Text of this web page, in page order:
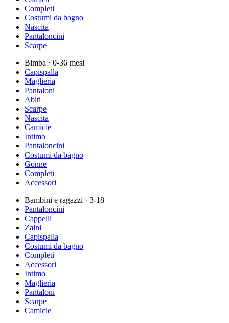
Completi
Costumi da bagno
Nascita
Pantaloncini
Scarpe
Bimba · 0-36 mesi
Capispalla
Maglieria
Pantaloni
Abiti
Scarpe
Nascita
Camicie
Intimo
Pantaloncini
Costumi da bagno
Gonne
Completi
Accessori
Bambini e ragazzi · 3-18
Pantaloncini
Cappelli
Zaini
Capispalla
Costumi da bagno
Completi
Accessori
Intimo
Maglieria
Pantaloni
Scarpe
Camicie